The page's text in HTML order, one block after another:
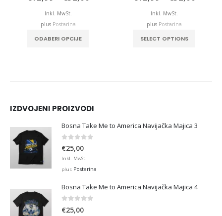
Inkl. MwSt.
plus Postarina
ODABERI OPCIJE
Inkl. MwSt.
plus Postarina
SELECT OPTIONS
IZDVOJENI PROIZVODI
Bosna Take Me to America Navijačka Majica 3
0 out of 5
€25,00
Inkl. MwSt.
plus Postarina
Bosna Take Me to America Navijačka Majica 4
€25,00